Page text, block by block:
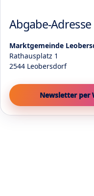
Abgabe-Adresse
Marktgemeinde
Rathausplatz 1
2544 Leobersdorf
Newsletter per